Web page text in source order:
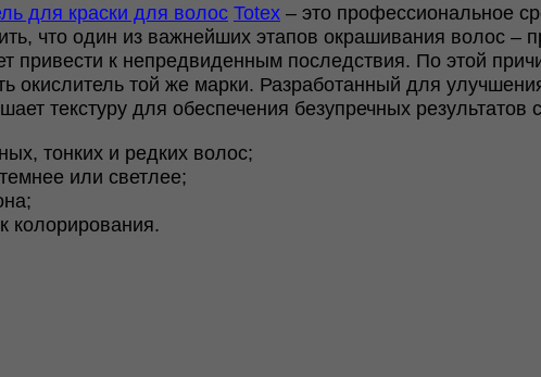
для краски для волос Totex – это профессиональное
что один из важнейших этапов окрашивания волос –
привести к непредвиденным последствия. По этой
окислитель той же марки. Разработанный для
текстуру для обеспечения безупречных результатов
тонких и редких волос;
или светлее;
колорирования.